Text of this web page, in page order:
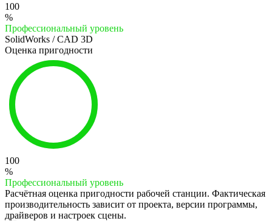
100
%
Профессиональный уровень
SolidWorks / CAD 3D
Оценка пригодности
100
%
Профессиональный уровень
Расчётная оценка пригодности рабочей станции. Фактическая
производительность зависит от проекта, версии программы,
драйверов и настроек сцены.